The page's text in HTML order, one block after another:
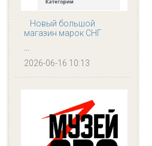
Новый большой
магазин марок СНГ
...
2026-06-16 10:13